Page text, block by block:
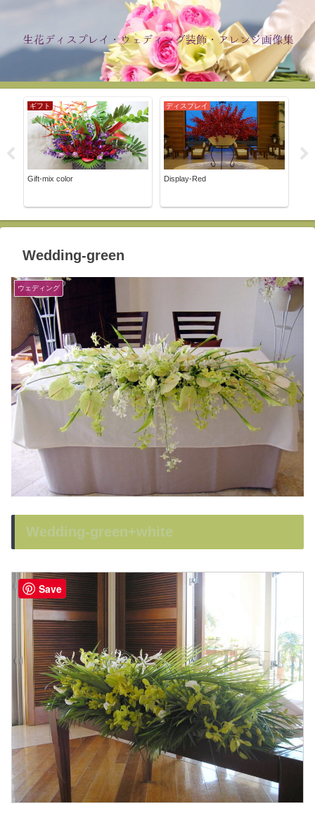
ギフト
Gift-mix color
ディスプレイ
Display-Red
Wedding-green
ウェディング
Wedding-green+white
Save